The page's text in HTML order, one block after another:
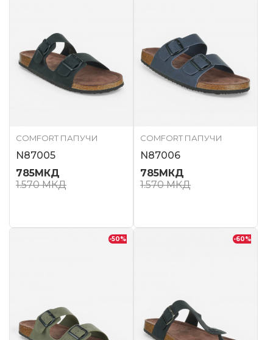
COMFORT ПАПУЧИ
N87005
785МКД
1.570МКД
COMFORT ПАПУЧИ
N87006
785МКД
1.570МКД
-50% -60%